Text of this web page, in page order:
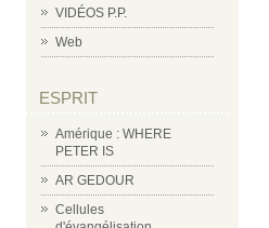
VIDÉOS P.P.
Web
ESPRIT
Amérique : WHERE
PETER IS
AR GEDOUR
Cellules